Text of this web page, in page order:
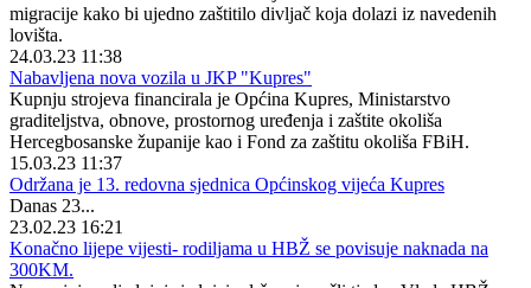
migracije kako bi ujedno zaštitilo divljač koja dolazi iz navedenih
lovišta.
24.03.23 11:38
Nabavljena nova vozila u JKP "Kupres"
Kupnju strojeva financirala je Općina Kupres, Ministarstvo
graditeljstva, obnove, prostornog uređenja i zaštite okoliša
Hercegbosanske županije kao i Fond za zaštitu okoliša FBiH.
15.03.23 11:37
Održana je 13. redovna sjednica Općinskog vijeća Kupres
Danas 23...
23.02.23 16:21
Konačno lijepe vijesti- rodiljama u HBŽ se povisuje naknada na
300KM.